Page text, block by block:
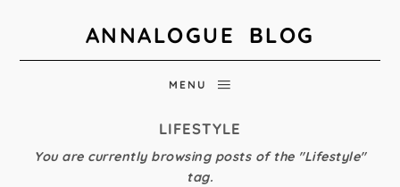
ANNALOGUE BLOG
MENU
LIFESTYLE
You are currently browsing posts of the "Lifestyle"
tag.